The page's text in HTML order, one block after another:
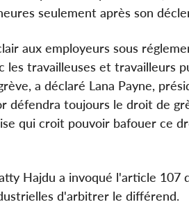
seulement après son
aux employeurs sous
travailleuses et travailleurs
a déclaré Lana Payne,
défendra toujours le droit de
qui croit pouvoir bafouer ce
Hajdu a invoqué l'article 107
d'arbitrer le différend.